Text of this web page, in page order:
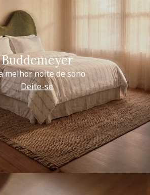
Buddemeyer
melhor noite de sono
Deite-se